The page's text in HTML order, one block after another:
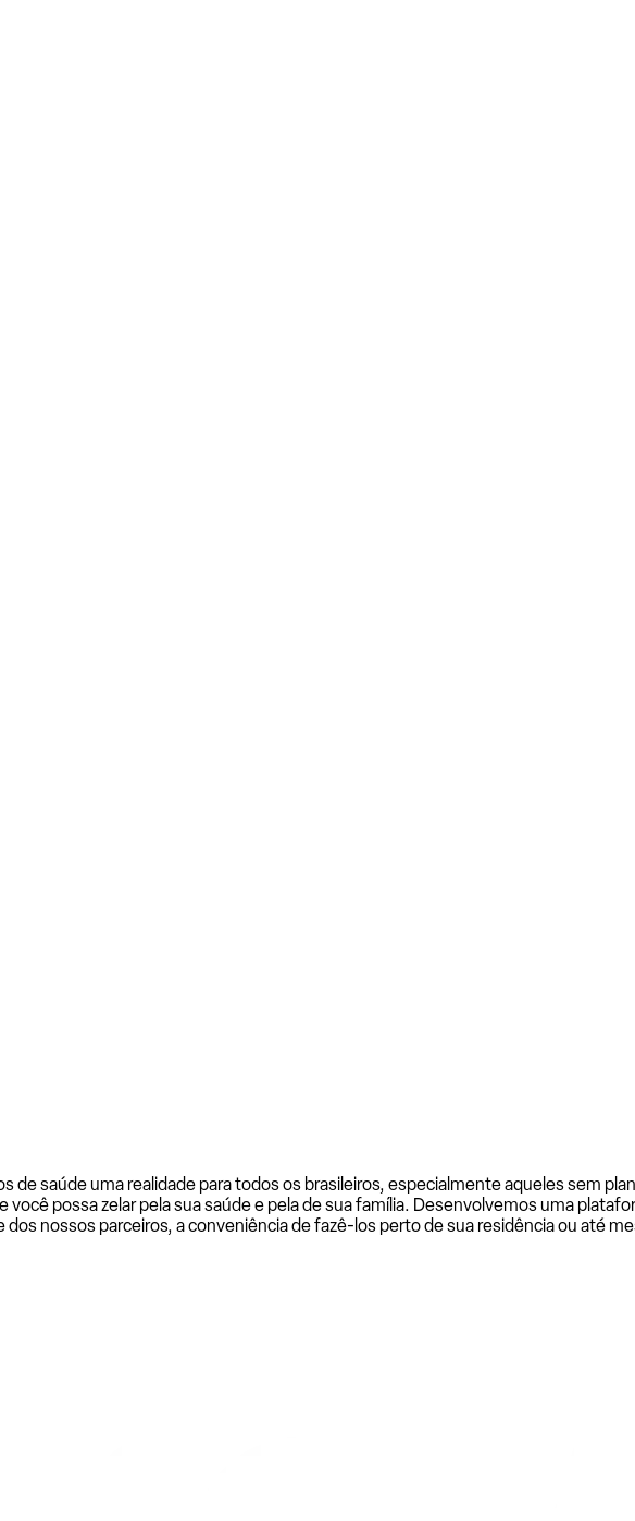
de saúde uma realidade para todos os brasileiros, especialmente aqueles sem
possa zelar pela sua saúde e pela de sua família. Desenvolvemos uma
nossos parceiros, a conveniência de fazê-los perto de sua residência ou até